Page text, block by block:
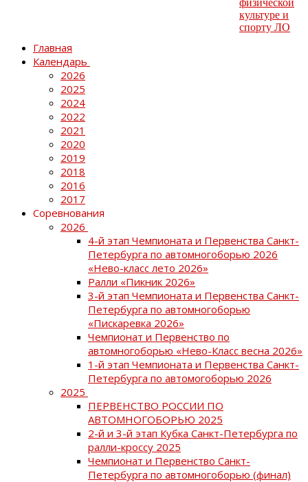
Главная
Календарь
2026
2025
2024
2022
2021
2020
2019
2018
2016
2017
Соревнования
2026
4-й этап Чемпионата и Первенства Санкт-
Петербурга по автомногоборью 2026
«Нево-класс лето 2026»
Ралли «Пикник 2026»
3-й этап Чемпионата и Первенства Санкт-
Петербурга по автомногоборью
«Пискаревка 2026»
Чемпионат и Первенство по
автомногоборью «Нево-Класс весна 2026»
1-й этап Чемпионата и Первенства Санкт-
Петербурга по автомогоборью 2026
2025
ПЕРВЕНСТВО РОССИИ ПО
АВТОМНОГОБОРЬЮ 2025
2-й и 3-й этап Кубка Санкт-Петербурга по
ралли-кроссу 2025
Чемпионат и Первенство Санкт-
Петербурга по автомногоборью (финал)